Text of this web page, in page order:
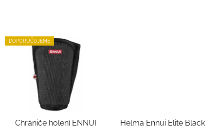
DOPORUČUJEME
Chrániče holení ENNUI
Helma Ennui Elite Black